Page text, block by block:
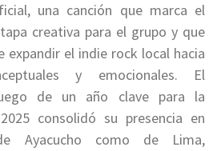
una canción que marca el
creativa para el grupo y que
expandir el indie rock local hacia
y emocionales. El
de un año clave para la
consolidó su presencia en
Ayacucho como de Lima,